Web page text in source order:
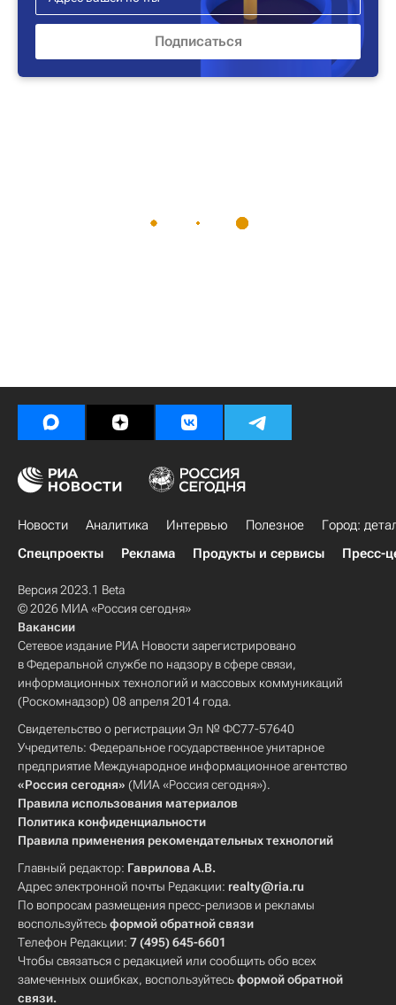
Новости Аналитика Интервью Полезное
Город:
Спецпроекты
Реклама Продукты и сервисы Пресс-
Версия 2023.1 Beta
© 2026 МИА «Россия сегодня»
Вакансии
Сетевое издание РИА Новости зарегистрировано
в Федеральной службе по надзору в сфере связи,
информационных технологий и массовых коммуникаций
(Роскомнадзор) 08 апреля 2014 года.
Свидетельство о регистрации Эл № ФС77-57640
Учредитель: Федеральное государственное унитарное
предприятие Международное информационное агентство
«Россия сегодня» (МИА «Россия сегодня»).
Правила использования материалов
Политика конфиденциальности
Правила применения рекомендательных технологий
Главный редактор: Гаврилова А.В.
Адрес электронной почты Редакции: realty@ria.ru
По вопросам размещения пресс-релизов и рекламы
воспользуйтесьформой обратной связи
Телефон Редакции: 7 (495) 645-6601
Чтобы связаться с редакцией или сообщить обо всех
замеченных ошибках, воспользуйтесьформой обратной
связи.